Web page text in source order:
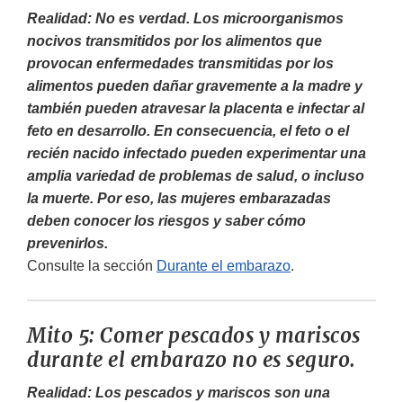
Realidad: No es verdad. Los microorganismos
nocivos transmitidos por los alimentos que
provocan enfermedades transmitidas por los
alimentos pueden dañar gravemente a la madre y
también pueden atravesar la placenta e infectar al
feto en desarrollo. En consecuencia, el feto o el
recién nacido infectado pueden experimentar una
amplia variedad de problemas de salud, o incluso
la muerte. Por eso, las mujeres embarazadas
deben conocer los riesgos y saber cómo
prevenirlos.
Consulte la sección Durante el embarazo.
Mito 5: Comer pescados y mariscos
durante el embarazo no es seguro.
Realidad: Los pescados y mariscos son una